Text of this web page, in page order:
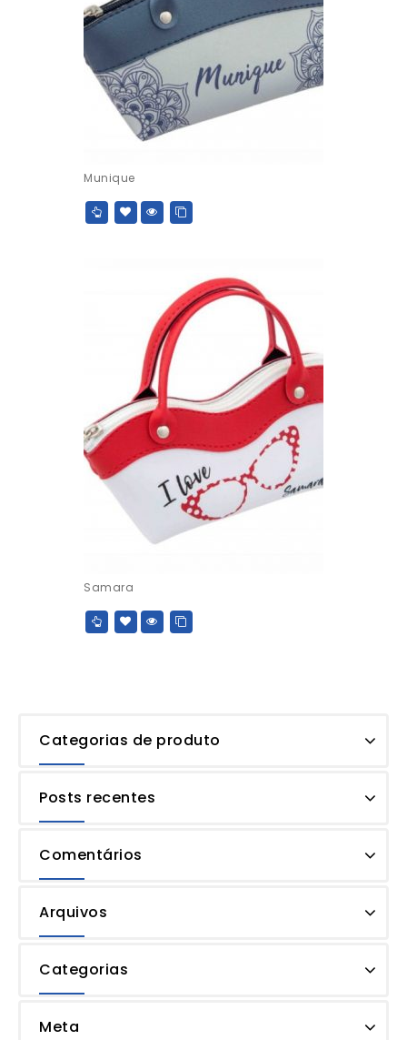
Munique
Samara
Categorias de produto
Posts recentes
Comentários
Arquivos
Categorias
Meta